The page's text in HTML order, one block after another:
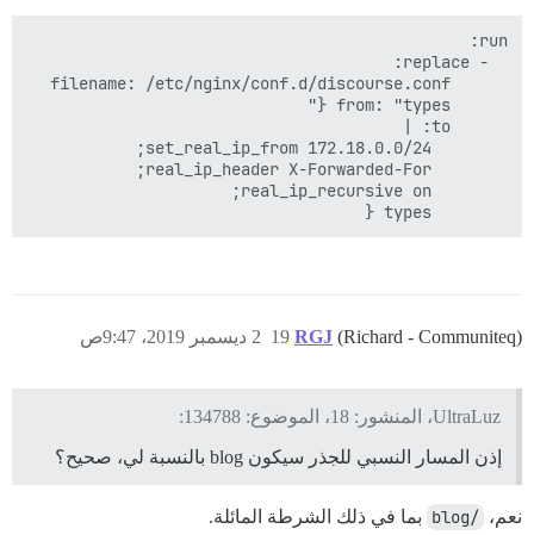
RGJ (Richard - Communiteq) 2 ديسمبر 2019، 9:47ص 19
UltraLuz، المنشور: 18، الموضوع: 134788:
إذن المسار النسبي للجذر سيكون blog بالنسبة لي، صحيح؟
نعم، /blog بما في ذلك الشرطة المائلة.